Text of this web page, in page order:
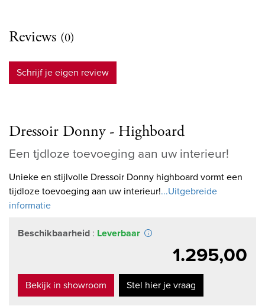
Reviews (0)
Schrijf je eigen review
Dressoir Donny - Highboard
Een tjdloze toevoeging aan uw interieur!
Unieke en stijlvolle Dressoir Donny highboard vormt een
tijdloze toevoeging aan uw interieur!...Uitgebreide
informatie
Beschikbaarheid : Leverbaar
1.295,00
Bekijk in showroom Stel hier je vraag